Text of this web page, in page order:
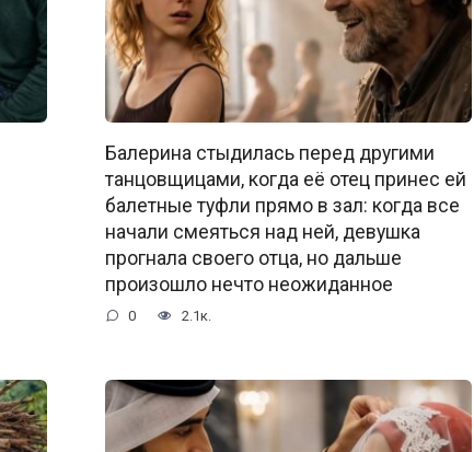
Балерина стыдилась перед другими
танцовщицами, когда её отец принес ей
балетные туфли прямо в зал: когда все
начали смеяться над ней, девушка
прогнала своего отца, но дальше
произошло нечто неожиданное
0 2.1к.